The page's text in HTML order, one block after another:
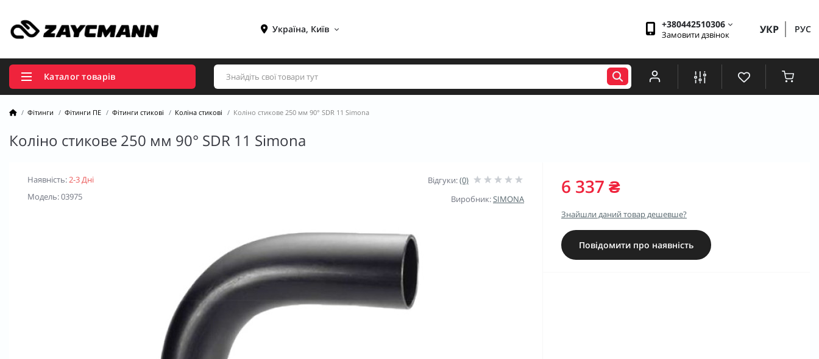
Україна, Київ +380442510306
Замовити дзвінок УКР РУС
Каталог товарів
Фітинги Фітинги ПЕ Фітинги стикові Коліна стикові Коліно стикове 250 мм 90° SDR 11 Simona
Коліно стикове 250 мм 90° SDR 11 Simona
Наявність:2-3 Дні
Модель: 03975
Відгуки:(0)
Виробник:SIMONA
6 337 ₴
Знайшли даний товар дешевше?
Повідомити про наявність